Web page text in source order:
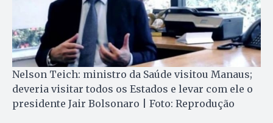
Nelson Teich: ministro da Saúde visitou Manaus;
deveria visitar todos os Estados e levar com ele o
presidente Jair Bolsonaro | Foto: Reprodução